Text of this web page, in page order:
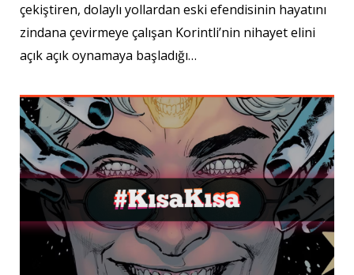
çekiştiren, dolaylı yollardan eski efendisinin hayatını
zindana çevirmeye çalışan Korintli’nin nihayet elini
açık açık oynamaya başladığı…